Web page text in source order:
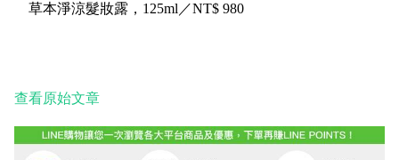
草本淨涼髮妝露， 125ml ／NT$ 980
查看原始文章